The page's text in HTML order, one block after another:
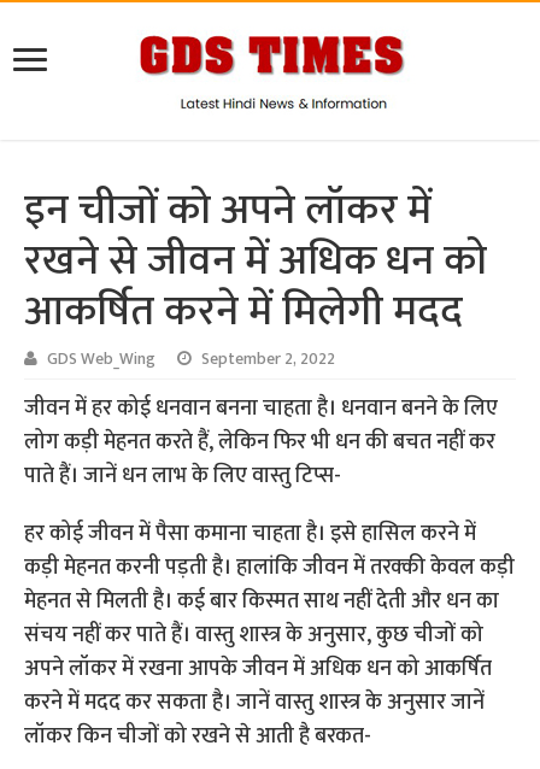
इन चीजों को अपने लॉकर में
रखने से जीवन में अधिक धन को
आकर्षित करने में मिलेगी मदद
GDS Web_Wing September 2, 2022
जीवन में हर कोई धनवान बनना चाहता है। धनवान बनने के लिए
लोग कड़ी मेहनत करते हैं, लेकिन फिर भी धन की बचत नहीं कर
पाते हैं। जानें धन लाभ के लिए वास्तु टिप्स-
हर कोई जीवन में पैसा कमाना चाहता है। इसे हासिल करने में
कड़ी मेहनत करनी पड़ती है। हालांकि जीवन में तरक्की केवल कड़ी
मेहनत से मिलती है। कई बार किस्मत साथ नहीं देती और धन का
संचय नहीं कर पाते हैं। वास्तु शास्त्र के अनुसार, कुछ चीजों को
अपने लॉकर में रखना आपके जीवन में अधिक धन को आकर्षित
करने में मदद कर सकता है। जानें वास्तु शास्त्र के अनुसार जानें
लॉकर किन चीजों को रखने से आती है बरकत-